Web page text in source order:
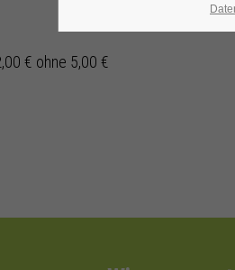
€ ohne 5,00 €